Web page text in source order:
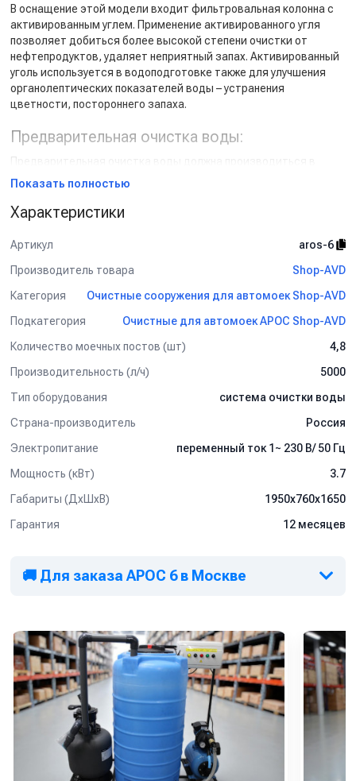
В оснащение этой модели входит фильтровальная колонна с
активированным углем. Применение активированного угля
позволяет добиться более высокой степени очистки от
нефтепродуктов, удаляет неприятный запах. Активированный
уголь используется в водоподготовке также для улучшения
органолептических показателей воды – устранения
цветности, постороннего запаха.
Предварительная очистка воды:
Предварительная очистка воды должна производиться в
специальных резервуарах – грязеотстойниках.
Размеры грязеотстойников определяются в процессе
проектирования моечных постов с учетом рекомендаций
производителя или поставщика оборудования.
Условия эксплуатации:
Система устанавливается в отапливаемом помещении.
Температура окружающей среды: +5…50°С.
Влажность воздуха мах: 90%.
Система отстоя воды
Схема процесса:
Описание функции установки.
Из насосного отстойника вода подается погружным насосом
сначала в песочно-гравийную фильтрующую колонну, где
происходит очистка сточных вод от механических примесей, а
Показать полностью
Характеристики
Артикул
aros-6
Производитель товара
Shop-AVD
Категория
Очистные сооружения для автомоек Shop-AVD
Подкатегория
Очистные для автомоек АРОС Shop-AVD
Количество моечных постов (шт)
4,8
Производительность (л/ч)
5000
Тип оборудования
система очистки воды
Страна-производитель
Россия
Электропитание
переменный ток 1~ 230 В/ 50 Гц
Мощность (кВт)
3.7
Габариты (ДхШхВ)
1950х760х1650
Гарантия
12 месяцев
🚚 Для заказа АРОС 6 в Москве